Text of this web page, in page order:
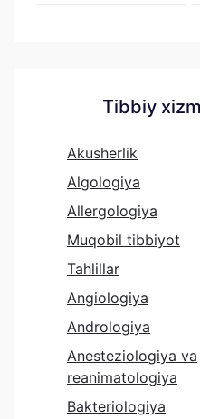
Tibbiy
Akusherlik
Algologiya
Allergologiya
Muqobil tibbiyot
Tahlillar
Angiologiya
Andrologiya
Anesteziologiya va
reanimatologiya
Bakteriologiya